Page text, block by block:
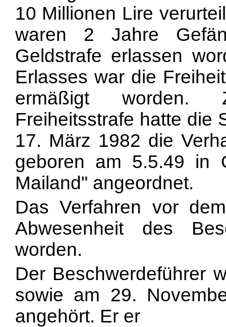
10 Millionen Lire
waren 2 Jahre
Geldstrafe erlassen
Erlasses war die
ermäßigt worden.
Freiheitsstrafe hatte die
17. März 1982 die
geboren am 5.5.49 in
Mailand" angeordnet.
Das Verfahren vor
Abwesenheit des
worden.
Der Beschwerdeführer
sowie am 29.
angehört. Er er